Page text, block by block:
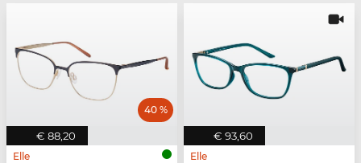
€ 88,20
40 %
Elle
€ 93,60
Elle